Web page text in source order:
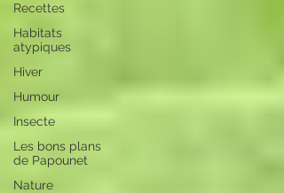
Recettes
Habitats
atypiques
Hiver
Humour
Insecte
Les bons plans
de Papounet
Nature